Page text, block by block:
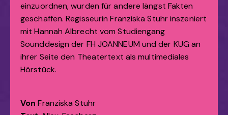
einzuordnen, wurden für andere längst Fakten
geschaffen. Regisseurin Franziska Stuhr inszeniert
mit Hannah Albrecht vom Studiengang
Sounddesign der FH JOANNEUM und der KUG an
ihrer Seite den Theatertext als multimediales
Hörstück.
Von Franziska Stuhr